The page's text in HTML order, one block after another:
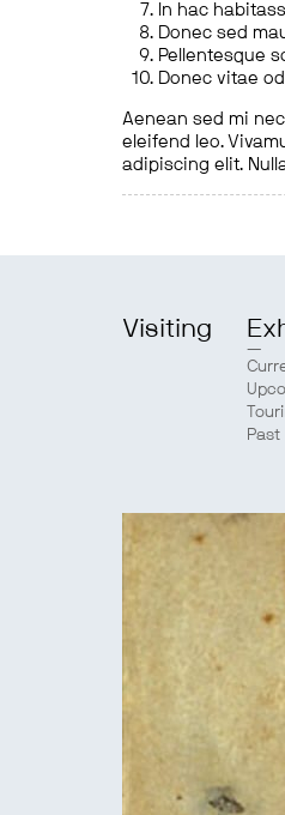
In hac
Donec sed
Pellentesque
Donec vitae
Aenean sed mi
eleifend leo.
adipiscing elit.
Visiting
Past